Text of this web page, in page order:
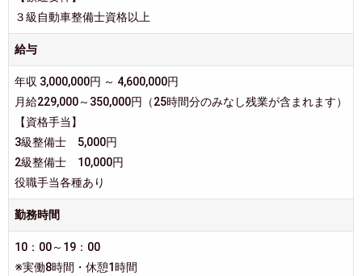
３級自動車整備士資格以上
給与
年収 3,000,000円 ～ 4,600,000円
月給229,000～350,000円（25時間分のみなし残業が含まれます）
【資格手当】
3級整備士 5,000円
2級整備士 10,000円
役職手当各種あり
勤務時間
10：00～19：00
※実働8時間・休憩1時間